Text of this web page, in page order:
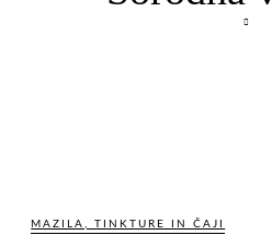
MAZILA, TINKTURE IN ČAJI